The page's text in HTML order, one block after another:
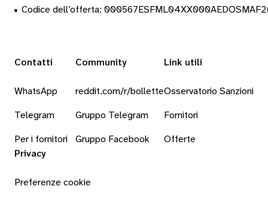
• Codice dell’offerta:
Contatti
WhatsApp
Telegram
Per i fornitori
Community
reddit.com/r/bollette
Gruppo Telegram
Gruppo Facebook
Link utili
Osservatorio Sanzioni
Fornitori
Offerte
Privacy
Preferenze cookie